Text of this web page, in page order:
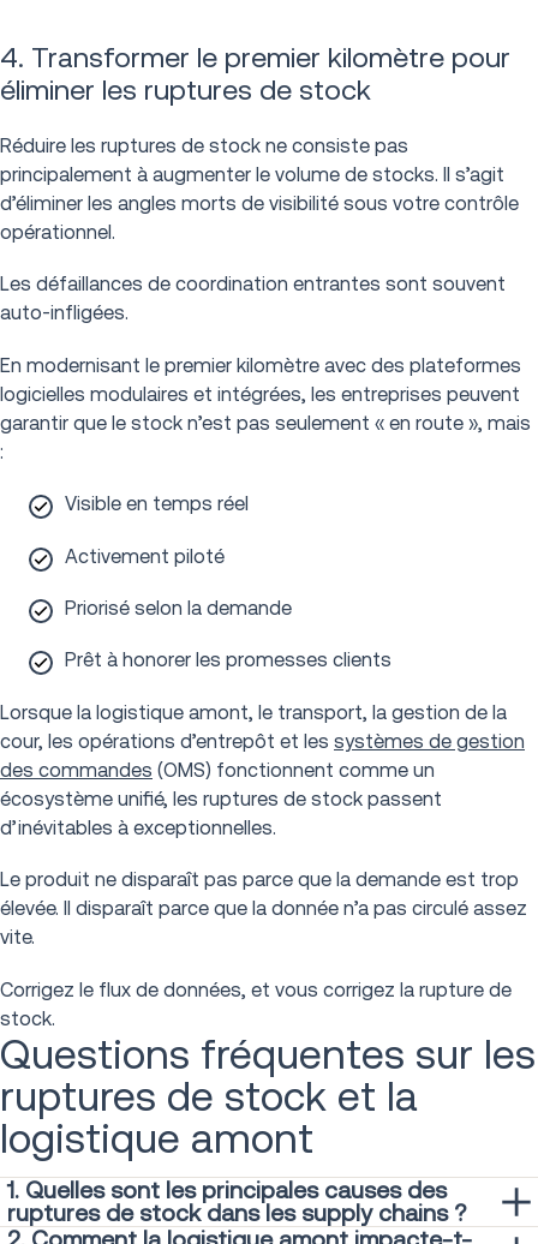
4. Transformer le premier kilomètre pour
éliminer les ruptures de stock
Réduire les ruptures de stock ne consiste pas
principalement à augmenter le volume de stocks. Il s’agit
d’éliminer les angles morts de visibilité sous votre contrôle
opérationnel.
Les défaillances de coordination entrantes sont souvent
auto-infligées.
En modernisant le premier kilomètre avec des plateformes
logicielles modulaires et intégrées, les entreprises peuvent
garantir que le stock n’est pas seulement « en route », mais
:
Visible en temps réel
Activement piloté
Priorisé selon la demande
Prêt à honorer les promesses clients
Lorsque la logistique amont, le transport, la gestion de la
cour, les opérations d’entrepôt et les systèmes de gestion
des commandes (OMS) fonctionnent comme un
écosystème unifié, les ruptures de stock passent
d’inévitables à exceptionnelles.
Le produit ne disparaît pas parce que la demande est trop
élevée. Il disparaît parce que la donnée n’a pas circulé assez
vite.
Corrigez le flux de données, et vous corrigez la rupture de
stock.
Questions fréquentes sur les
ruptures de stock et la
logistique amont
1. Quelles sont les principales causes des
ruptures de stock dans les supply chains ?
Les causes les plus fréquentes ne sont pas les pics de